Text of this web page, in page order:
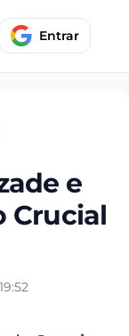
Entrar
e
Crucial